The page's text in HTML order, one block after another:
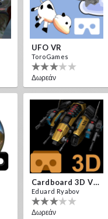
UFO VR
ToroGames
Δωρεάν
Cardboard 3D VR Space FPS Game
Eduard Ryabov
Δωρεάν